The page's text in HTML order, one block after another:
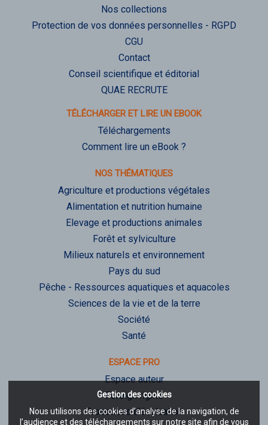
Gestion des cookies
Nous utilisons des cookies d’analyse de la navigation, de
l’audience et des téléchargements sur notre site afin de vous
Nos collections
Protection de vos données personnelles - RGPD
CGU
Contact
Conseil scientifique et éditorial
QUAE RECRUTE
TÉLÉCHARGER ET LIRE UN EBOOK
Téléchargements
Comment lire un eBook ?
NOS THÉMATIQUES
Agriculture et productions végétales
Alimentation et nutrition humaine
Elevage et productions animales
Forêt et sylviculture
Milieux naturels et environnement
Pays du sud
Pêche - Ressources aquatiques et aquacoles
Sciences de la vie et de la terre
Société
Santé
ESPACE PRO
Espace auteur
Foreign rights
Processus d'évaluation